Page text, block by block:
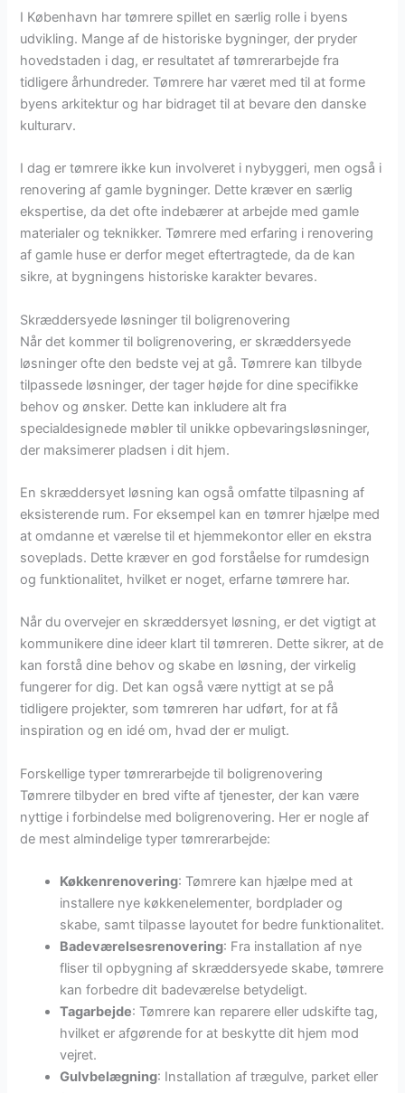
I København har tømrere spillet en særlig rolle i byens
udvikling. Mange af de historiske bygninger, der pryder
hovedstaden i dag, er resultatet af tømrerarbejde fra
tidligere århundreder. Tømrere har været med til at forme
byens arkitektur og har bidraget til at bevare den danske
kulturarv.
I dag er tømrere ikke kun involveret i nybyggeri, men også i
renovering af gamle bygninger. Dette kræver en særlig
ekspertise, da det ofte indebærer at arbejde med gamle
materialer og teknikker. Tømrere med erfaring i renovering
af gamle huse er derfor meget eftertragtede, da de kan
sikre, at bygningens historiske karakter bevares.
Skræddersyede løsninger til boligrenovering
Når det kommer til boligrenovering, er skræddersyede
løsninger ofte den bedste vej at gå. Tømrere kan tilbyde
tilpassede løsninger, der tager højde for dine specifikke
behov og ønsker. Dette kan inkludere alt fra
specialdesignede møbler til unikke opbevaringsløsninger,
der maksimerer pladsen i dit hjem.
En skræddersyet løsning kan også omfatte tilpasning af
eksisterende rum. For eksempel kan en tømrer hjælpe med
at omdanne et værelse til et hjemmekontor eller en ekstra
soveplads. Dette kræver en god forståelse for rumdesign
og funktionalitet, hvilket er noget, erfarne tømrere har.
Når du overvejer en skræddersyet løsning, er det vigtigt at
kommunikere dine ideer klart til tømreren. Dette sikrer, at de
kan forstå dine behov og skabe en løsning, der virkelig
fungerer for dig. Det kan også være nyttigt at se på
tidligere projekter, som tømreren har udført, for at få
inspiration og en idé om, hvad der er muligt.
Forskellige typer tømrerarbejde til boligrenovering
Tømrere tilbyder en bred vifte af tjenester, der kan være
nyttige i forbindelse med boligrenovering. Her er nogle af
de mest almindelige typer tømrerarbejde:
Køkkenrenovering: Tømrere kan hjælpe med at
installere nye køkkenelementer, bordplader og
skabe, samt tilpasse layoutet for bedre funktionalitet.
Badeværelsesrenovering: Fra installation af nye
fliser til opbygning af skræddersyede skabe, tømrere
kan forbedre dit badeværelse betydeligt.
Tagarbejde: Tømrere kan reparere eller udskifte tag,
hvilket er afgørende for at beskytte dit hjem mod
vejret.
Gulvbelægning: Installation af trægulve, parket eller